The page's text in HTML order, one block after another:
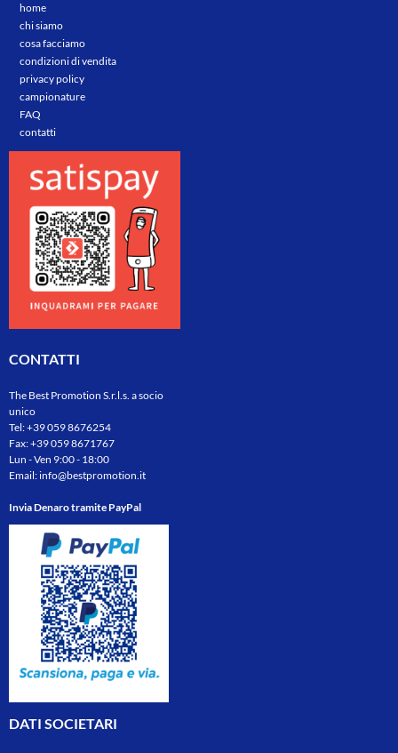
home
chi siamo
cosa facciamo
condizioni di vendita
privacy policy
campionature
FAQ
contatti
CONTATTI
The Best Promotion S.r.l.s. a socio
unico
Tel:+39 059 8676254
Fax: +39 059 8671767
Lun - Ven 9:00 - 18:00
Email:info@bestpromotion.it
Invia Denaro tramite PayPal
DATI SOCIETARI